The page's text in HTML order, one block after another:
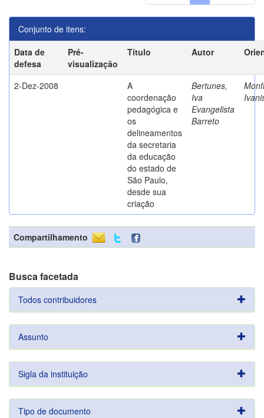
Conjunto de itens:
Data de
defesa
Pré-
visualização
Título Autor
2-Dez-2008
A
coordenação
pedagógica e
os
delineamentos
da secretaria
da educação
do estado de
São Paulo,
desde sua
criação
Bertunes,
Iva
Evangelista
Barreto
Compartilhamento
Busca facetada
Todos contribuidores
Assunto
Sigla da instituição
Tipo de documento